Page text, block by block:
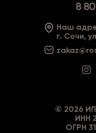
8
Наш
г. Сочи,
© 2026
ИНН
ОГРН